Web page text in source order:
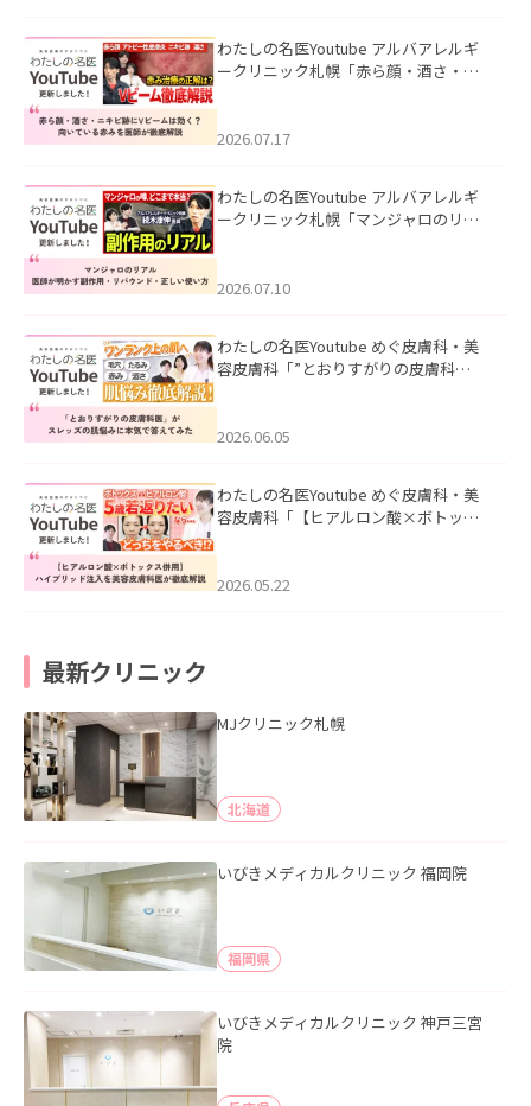
わたしの名医Youtube アルバアレルギ
ークリニック札幌「赤ら顔・酒さ・ニ
した。
2026.07.17
わたしの名医Youtube アルバアレルギ
ークリニック札幌「マンジャロのリア
た。
2026.07.10
わたしの名医Youtube めぐ皮膚科・美
容皮膚科「”とおりすがりの皮膚科
2026.06.05
わたしの名医Youtube めぐ皮膚科・美
容皮膚科「【ヒアルロン酸×ボトック
た。
2026.05.22
最新クリニック
MJクリニック札幌
北海道
いびきメディカルクリニック 福岡院
福岡県
いびきメディカルクリニック 神戸三宮
院